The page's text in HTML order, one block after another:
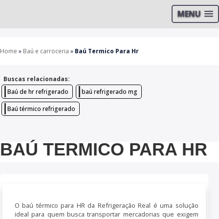
MENU
Home » Baú e carroceria » Baú Termico Para Hr
Buscas relacionadas:
Baú de hr refrigerado
baú refrigerado mg
Baú térmico refrigerado
BAÚ TERMICO PARA HR
O baú térmico para HR da Refrigeração Real é uma solução
ideal para quem busca transportar mercadorias que exigem